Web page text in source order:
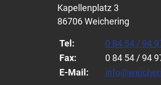
Kapellenplatz 3
86706 Weichering
Tel:
0 84 54 / 94
Fax:
0 84 54 / 94
E-Mail: